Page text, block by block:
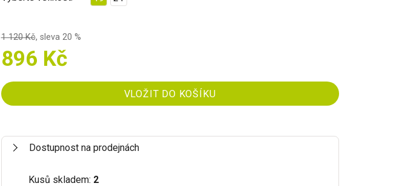
1 120 Kč, sleva 20 %
896 Kč
Dostupnost na prodejnách
Kusů skladem: 2